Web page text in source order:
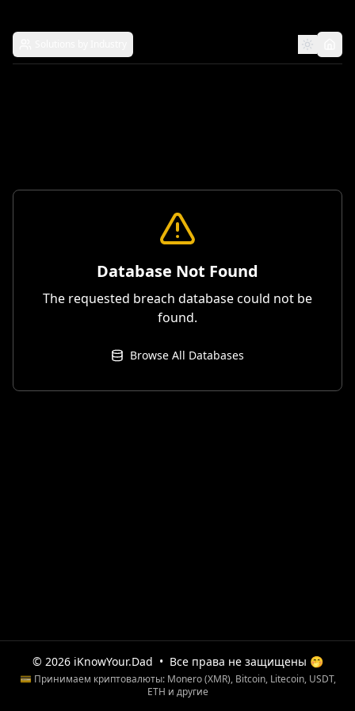
Database Not Found
The requested breach database could not be
found.
Browse All Databases
© 2026 iKnowYour.Dad • Все права не защищены 🤭
💳 Принимаем криптовалюты: Monero (XMR), Bitcoin, Litecoin, USDT,
ETH и другие